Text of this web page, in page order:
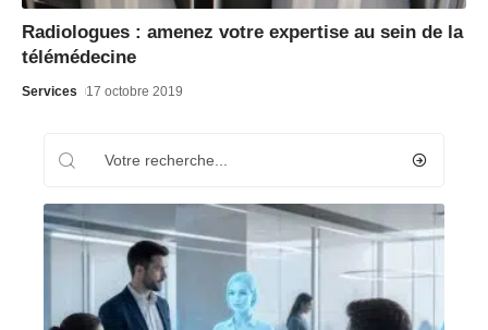
Radiologues : amenez votre expertise au sein de la
télémédecine
Services 17 octobre 2019